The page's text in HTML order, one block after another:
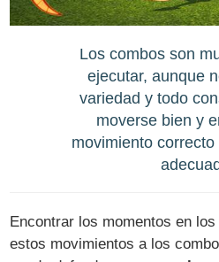
Los combos son
ejecutar, aunque
variedad y todo
moverse bien y
movimiento
Encontrar los momentos en
estos movimientos a los